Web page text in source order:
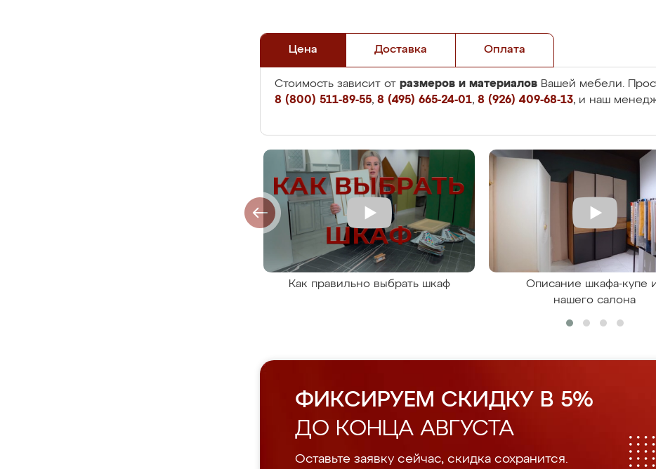
Цена Доставка Оплата
Стоимость зависит от размеров и материалов Вашей мебели.
8 (800) 511-89-55, 8 (495) 665-24-01, 8 (926) 409-68-13, и наш
Как правильно выбрать шкаф
Описание шкафа-купе
нашего салона
ФИКСИРУЕМ СКИДКУ В 5%
ДО КОНЦА АВГУСТА
Оставьте заявку сейчас, скидка сохранится.